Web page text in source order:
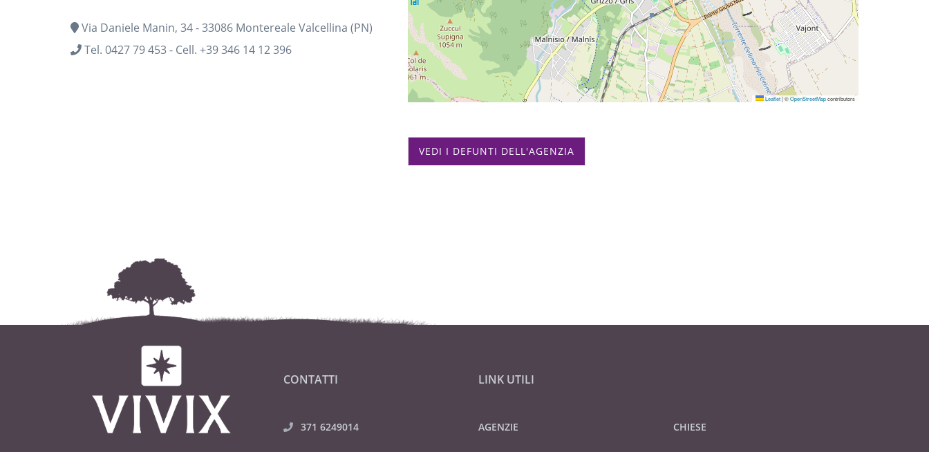
Via Daniele Manin, 34 - 33086 Montereale Valcellina (PN)
Tel. 0427 79 453 - Cell. +39 346 14 12 396
Leaflet|©OpenStreetMapcontributors
VEDI I DEFUNTI DELL'AGENZIA
CONTATTI
371 6249014
LINK UTILI
AGENZIE CHIESE